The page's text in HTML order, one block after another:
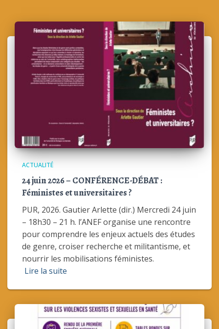
ACTUALITÉ
24 juin 2026 – CONFÉRENCE-DÉBAT :
Féministes et universitaires ?
PUR, 2026. Gautier Arlette (dir.) Mercredi 24 juin
– 18h30 – 21 h. l’ANEF organise une rencontre
pour comprendre les enjeux actuels des études
de genre, croiser recherche et militantisme, et
nourrir les mobilisations féministes.
Lire la suite